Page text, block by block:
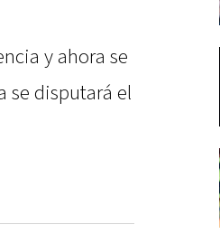
y ahora se
se disputará el